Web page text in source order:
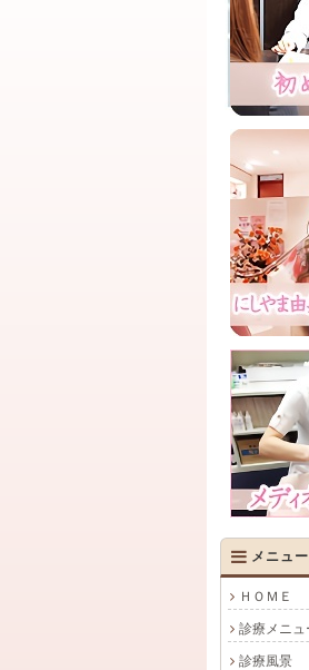
メニュー
ＨＯＭＥ
診療メニュ
診療風景